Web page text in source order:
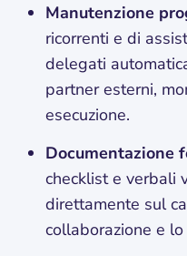
Manutenzione
ricorrenti e di
delegati
partner esterni,
esecuzione.
Documentazione
checklist e verbali
direttamente sul
collaborazione e